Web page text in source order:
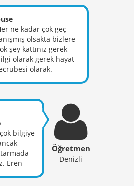
gerek
az bir
ki,
da
derim.
ne kadar çok geç
olsakta bizlere
şey kattınız gerek
olarak gerek hayat
olarak.
destek verdiğiniz
için çok teşekkür
ediyorum. Sizi tanıdığım
çok şanslıyım ve
sizin gibi bende
nesillere bir
olabilirim :) iyi ki
hocam
bilgiye
Eren
Öğretmen
Denizli